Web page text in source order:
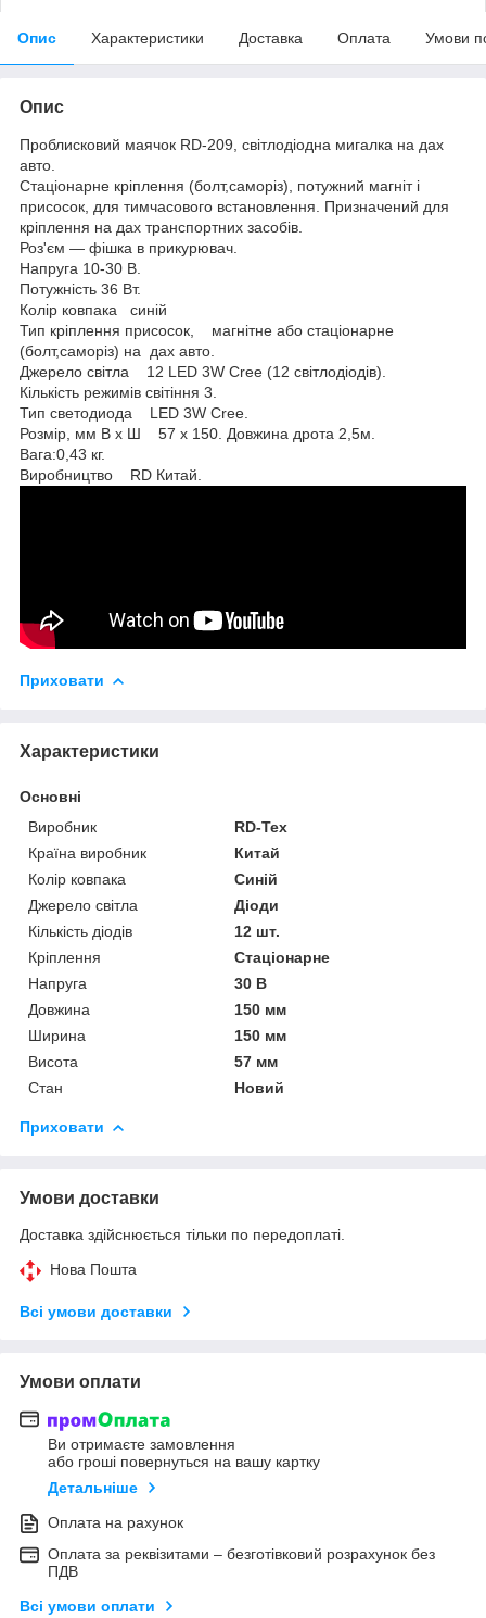
Опис Характеристики Доставка Оплата Умови
Опис
Проблисковий маячок RD-209, світлодіодна мигалка на дах
авто.
Стаціонарне кріплення (болт,саморіз), потужний магніт і
присосок, для тимчасового встановлення. Призначений для
кріплення на дах транспортних засобів.
Роз'єм — фішка в прикурювач.
Напруга 10-30 В.
Потужність 36 Вт.
Колір ковпака синій
Тип кріплення присосок, магнітне або стаціонарне
(болт,саморіз) на дах авто.
Джерело світла 12 LED 3W Cree (12 світлодіодів).
Кількість режимів світіння 3.
Тип светодиода LED 3W Cree.
Розмір, мм В х Ш 57 х 150. Довжина дрота 2,5м.
Вага:0,43 кг.
Виробництво RD Китай.
Приховати
Характеристики
Основні
Виробник
RD-Tex
Країна виробник
Китай
Колір ковпака
Синій
Джерело світла
Діоди
Кількість діодів
12 шт.
Кріплення
Стаціонарне
Напруга
30 В
Довжина
150 мм
Ширина
150 мм
Висота
57 мм
Стан
Новий
Приховати
Умови доставки
Доставка здійснюється тільки по передоплаті.
Нова Пошта
Всі умови доставки
Умови оплати
Ви отримаєте замовлення
або гроші повернуться на вашу картку
Детальніше
Оплата на рахунок
Оплата за реквізитами – безготівковий розрахунок без
ПДВ
Всі умови оплати